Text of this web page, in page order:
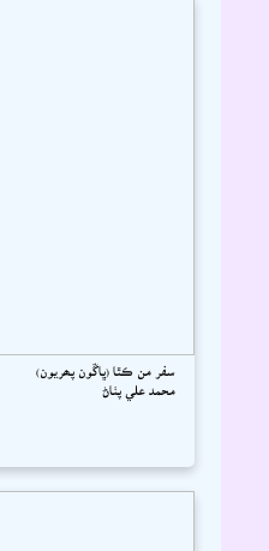
سفر من ڪٿا (ڀاڱون پھريون)
محمد علي پٺاڻ